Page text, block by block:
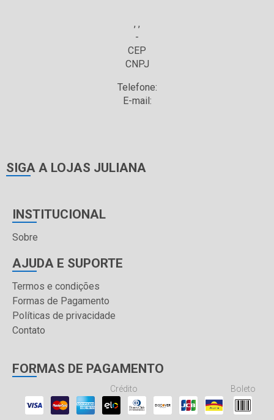
, ,
-
CEP
CNPJ
Telefone:
E-mail:
SIGA A LOJAS JULIANA
INSTITUCIONAL
Sobre
AJUDA E SUPORTE
Termos e condições
Formas de Pagamento
Políticas de privacidade
Contato
FORMAS DE PAGAMENTO
Crédito Boleto